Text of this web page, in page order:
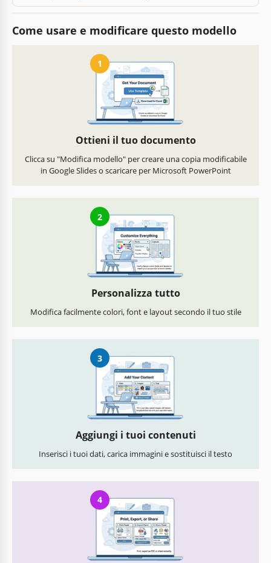
Come usare e modificare questo modello
1
Ottieni il tuo documento
Clicca su "Modifica modello" per creare una copia modificabile
in Google Slides o scaricare per Microsoft PowerPoint
2
Personalizza tutto
Modifica facilmente colori, font e layout secondo il tuo stile
3
Aggiungi i tuoi contenuti
Inserisci i tuoi dati, carica immagini e sostituisci il testo
4